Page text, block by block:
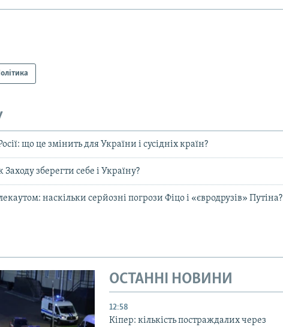
що це змінить для України і сусідніх країн?
Заходу зберегти себе і Україну?
наскільки серйозні погрози Фіцо і «євродрузів» Путіна?
ОСТАННІ НОВИНИ
12:58
Кіпер: кількість постраждалих через